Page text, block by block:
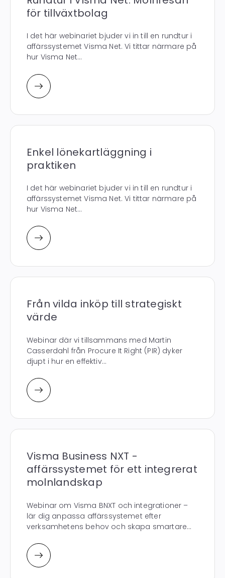
för tillväxtbolag
I det här webinariet bjuder vi in till en rundtur i
affärssystemet Visma Net. Vi tittar närmare på
hur Visma Net...
Enkel lönekartläggning i
praktiken
I det här webinariet bjuder vi in till en rundtur i
affärssystemet Visma Net. Vi tittar närmare på
hur Visma Net...
Från vilda inköp till strategiskt
värde
Webinar där vi tillsammans med Martin
Casserdahl från Procure It Right (PIR) dyker
djupt i hur en effektiv...
Visma Business NXT -
affärssystemet för ett integrerat
molnlandskap
Webinar om Visma BNXT och integrationer –
lär dig anpassa affärssystemet efter
verksamhetens behov och skapa smartare...